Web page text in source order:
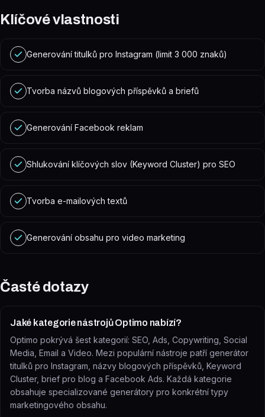
Klíčové vlastnosti
Generování titulků pro Instagram (limit 3 000 znaků)
Tvorba názvů blogových příspěvků a briefů
Generování Facebook reklam
Shlukování klíčových slov (Keyword Cluster) pro SEO
Tvorba e-mailových textů
Generování obsahu pro video marketing
Časté dotazy
Jaké kategorie nástrojů Optimo nabízí?
Optimo pokrývá šest kategorií: SEO, Ads, Copywriting, Social
Media, Email a Video. Mezi populární nástroje patří generátor
titulků pro Instagram, názvy blogových příspěvků, Keyword
Cluster, brief pro blog a Facebook Ads. Každá kategorie
obsahuje specializované generátory pro konkrétní typy
marketingového obsahu.